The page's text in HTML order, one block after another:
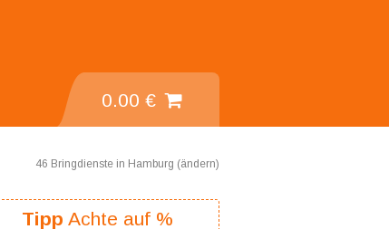
0.00 €
46 Bringdienste in Hamburg (ändern)
Tipp Achte auf %